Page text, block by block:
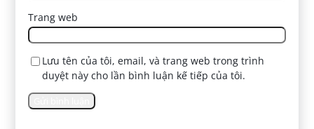
Trang web
Lưu tên của tôi, email, và trang web trong trình
duyệt này cho lần bình luận kế tiếp của tôi.